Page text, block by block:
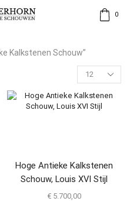
0
Kalkstenen Schouw”
Hoge Antieke Kalkstenen
Schouw, Louis XVI Stijl
€ 5.700,00